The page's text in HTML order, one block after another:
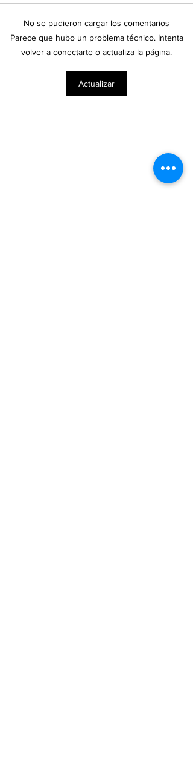
Europa eleva los
estándares para envases
exportadores deben
No se pudieron cargar los comentarios
Parece que hubo un problema técnico. Intenta
volver a conectarte o actualiza la página.
Actualizar